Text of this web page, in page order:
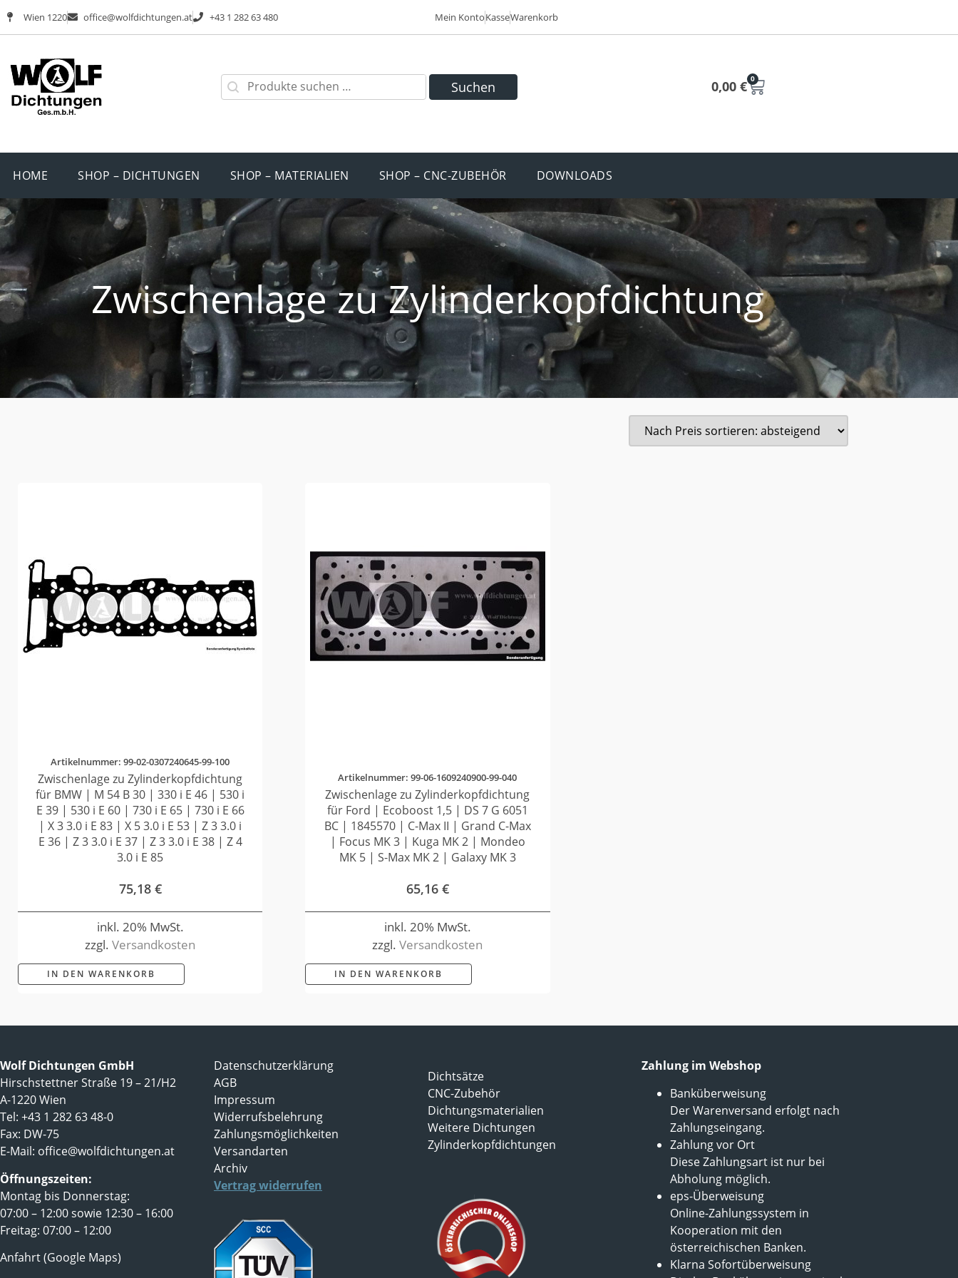
Wien 1220 office@wolfdichtungen.at +43 1 282 63 480 Mein KontoKasseWarenkorb
Suchen 0,00 € 0
HOME SHOP – DICHTUNGEN SHOP – MATERIALIEN SHOP – CNC-ZUBEHÖR DOWNLOADS
Zwischenlage zu Zylinderkopfdichtung
Artikelnummer: 99-02-0307240645-99-100
Zwischenlage zu Zylinderkopfdichtung
für BMW | M 54 B 30 | 330 i E 46 | 530 i
E 39 | 530 i E 60 | 730 i E 65 | 730 i E 66
| X 3 3.0 i E 83 | X 5 3.0 i E 53 | Z 3 3.0 i
E 36 | Z 3 3.0 i E 37 | Z 3 3.0 i E 38 | Z 4
3.0 i E 85
75,18 €
inkl. 20% MwSt.
zzgl.Versandkosten
IN DEN WARENKORB
Artikelnummer: 99-06-1609240900-99-040
Zwischenlage zu Zylinderkopfdichtung
für Ford | Ecoboost 1,5 | DS 7 G 6051
BC | 1845570 | C-Max II | Grand C-Max
| Focus MK 3 | Kuga MK 2 | Mondeo
MK 5 | S-Max MK 2 | Galaxy MK 3
65,16 €
inkl. 20% MwSt.
zzgl.Versandkosten
IN DEN WARENKORB
Wolf Dichtungen GmbH
Hirschstettner Straße 19 – 21/H2
A-1220 Wien
Tel: +43 1 282 63 48-0
Fax: DW-75
E-Mail: office@wolfdichtungen.at
Öffnungszeiten:
Montag bis Donnerstag:
07:00 – 12:00 sowie 12:30 – 16:00
Freitag: 07:00 – 12:00
Anfahrt (Google Maps)
Datenschutzerklärung
AGB
Impressum
Widerrufsbelehrung
Zahlungsmöglichkeiten
Versandarten
Archiv
Vertrag widerrufen
Dichtsätze
CNC-Zubehör
Dichtungsmaterialien
Weitere Dichtungen
Zylinderkopfdichtungen
Zahlung im Webshop
Banküberweisung
Der Warenversand erfolgt nach
Zahlungseingang.
Zahlung vor Ort
Diese Zahlungsart ist nur bei
Abholung möglich.
eps-Überweisung
Online-Zahlungssystem in
Kooperation mit den
österreichischen Banken.
Klarna Sofortüberweisung